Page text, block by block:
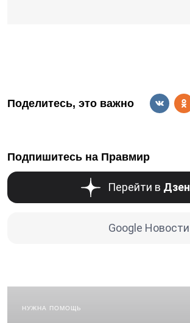
Поделитесь, это важно
Подпишитесь на Правмир
Перейти в Дзен
Google Новости
НУЖНА ПОМОЩЬ